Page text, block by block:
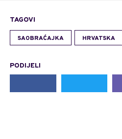
TAGOVI
SAOBRAĆAJKA HRVATSKA
PODIJELI